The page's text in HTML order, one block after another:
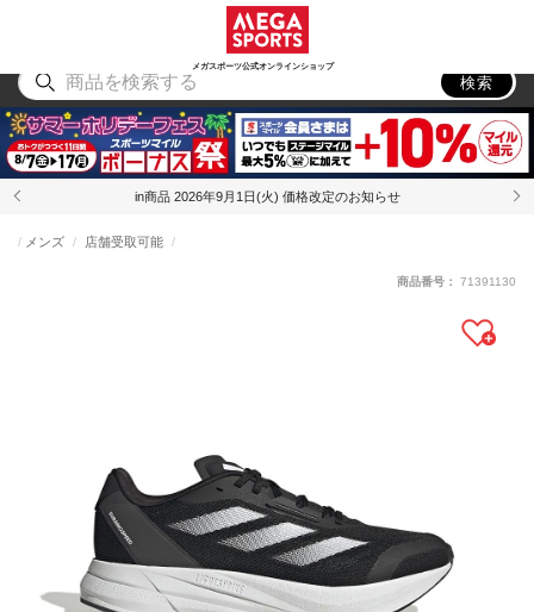
メガスポーツ公式オンラインショップ
アウトドア
検索
in商品 2026年9月1日(火) 価格改定のお知らせ
メンズ 店舗受取可能
商品番号： 71391130